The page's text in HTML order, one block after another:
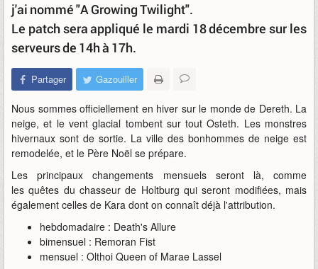
j'ai nommé "A Growing Twilight".
Le patch sera appliqué le mardi 18 décembre sur les
serveurs de 14h à 17h.
Partager Gazouiller
Nous sommes officiellement en hiver sur le monde de Dereth. La
neige, et le vent glacial tombent sur tout Osteth. Les monstres
hivernaux sont de sortie. La ville des bonhommes de neige est
remodelée, et le Père Noël se prépare.
Les principaux changements mensuels seront là, comme
les quêtes du chasseur de Holtburg qui seront modifiées, mais
également celles de Kara dont on connaît déjà l'attribution.
hebdomadaire : Death's Allure
bimensuel : Remoran Fist
mensuel : Olthoi Queen of Marae Lassel